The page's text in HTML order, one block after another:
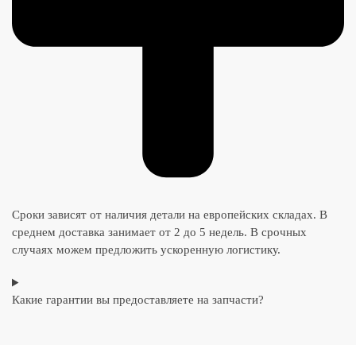
Сроки зависят от наличия детали на европейских складах. В
среднем доставка занимает от 2 до 5 недель. В срочных
случаях можем предложить ускоренную логистику.
Какие гарантии вы предоставляете на запчасти?